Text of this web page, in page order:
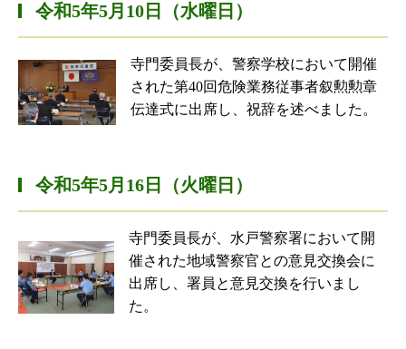
令和5年5月10日（水曜日）
寺門委員長が、警察学校において開催
された第40回危険業務従事者叙勲勲章
伝達式に出席し、祝辞を述べました。
令和5年5月16日（火曜日）
寺門委員長が、水戸警察署において開
催された地域警察官との意見交換会に
出席し、署員と意見交換を行いまし
た。